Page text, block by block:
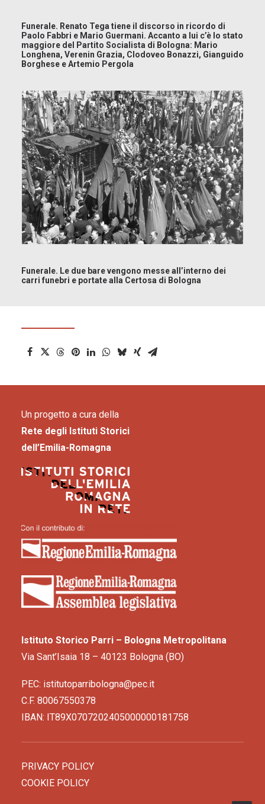
Funerale. Renato Tega tiene il discorso in ricordo di
Paolo Fabbri e Mario Guermani. Accanto a lui c’è lo stato
maggiore del Partito Socialista di Bologna: Mario
Longhena, Verenin Grazia, Clodoveo Bonazzi, Gianguido
Borghese e Artemio Pergola
Funerale. Le due bare vengono messe all’interno dei
carri funebri e portate alla Certosa di Bologna
Un progetto a cura della
Rete degli Istituti Storici
dell’Emilia-Romagna
Istituto Storico Parri – Bologna Metropolitana
Via Sant’Isaia 18 – 40123 Bologna (BO)
PEC: istitutoparribologna@pec.it
C.F. 80067550378
IBAN: IT89X0707202405000000181758
PRIVACY POLICY
COOKIE POLICY